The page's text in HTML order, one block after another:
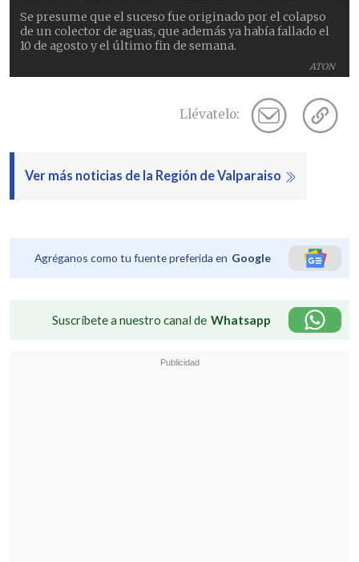
ATON
Se presume que el suceso fue originado por el colapso
de un colector de aguas, que además ya había fallado el
10 de agosto y el último fin de semana.
Llévatelo:
Ver más noticias de la Región de Valparaiso
Agréganos como tu fuente preferida en Google
Suscríbete a nuestro canal de Whatsapp